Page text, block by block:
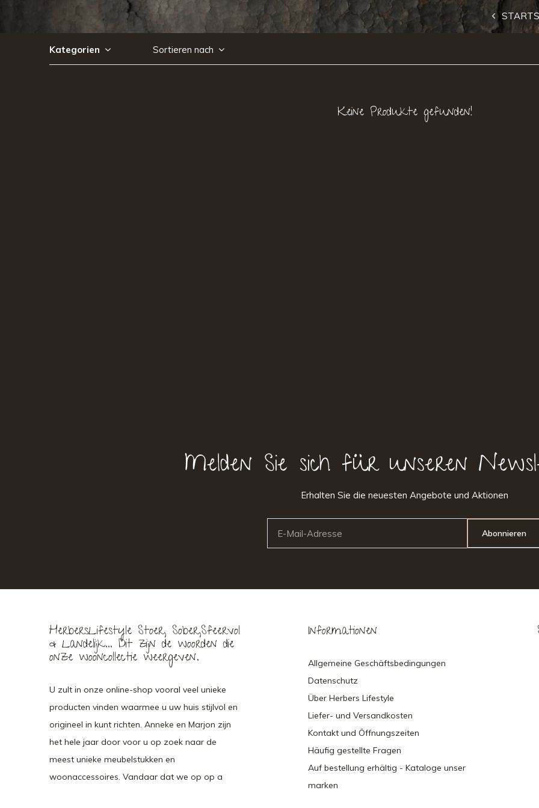
Kategorien Sortieren nach
Keine Produkte gefunden!
Melden Sie sich für unseren
Erhalten Sie die neuesten Angebote und Aktionen
Abonnieren
HerbersLifestyle Stoer, Sober,Sfeervol
& Landelijk... Dit zijn de woorden die
onze wooncollectie weergeven.
U zult in onze online-shop vooral veel unieke
producten vinden waarmee u uw huis stijlvol en
origineel in kunt richten. Anneke en Marjon zijn
het hele jaar door voor u op zoek naar de
meest unieke meubelstukken en
woonaccessoires. Vandaar dat we op op a
Informationen
Allgemeine Geschäftsbedingungen
Datenschutz
Über Herbers Lifestyle
Liefer- und Versandkosten
Kontakt und Öffnungszeiten
Häufig gestellte Fragen
Auf bestellung erhältig - Kataloge unser
marken